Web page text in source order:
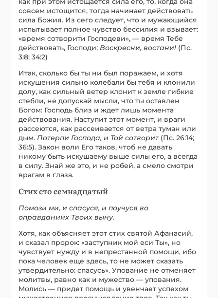
совсем истощится, тогда начинает действовать
сила Божия. Из сего следует, что и мужающийся
испытывает полное чувство бессилия и взывает:
«время coтвopити Господеви», — время Тебе
действовать, Господи;Воскресни, востани! (Пс.
3:8; 34:2)
Итак, сколько бы ты ни был поражаем, и хотя
искушения сильно колебали бы тебя и клонили
долу, как сильный ветер клонит к земле гибкие
стебли, не допускай мысли, что ты оставлен
Богом: Господь близ и ждет лишь момента
действования. Наступит этот момент, и враги
рассеются, как рассеивается от ветра туман или
дым. Потерпи Господа, и Той сотворит(Пс. 26:14;
36:5). Закон воли Его таков, чтоб не давать
никому быть искушаему выше силы его, а всегда
в силу. Знай же это, и не робей, а смело смотри
врагам в глаза.
Стих сто семнадцатый
Помози ми, и спасуся, и поучуся во
оправданиих Твоих выну.
Хотя, как объясняет этот стих святой Афанасий,
и сказал пророк: «заступник мой еси Ты», но
чувствует нужду и в непрестанной помощи, ибо
пока человек еще здесь, то не может сказать
утвердительно: спасусь». Упование не отменяет
молитвы, равно как и мужество — упования.
Молись — придет помощь и увенчает успехом